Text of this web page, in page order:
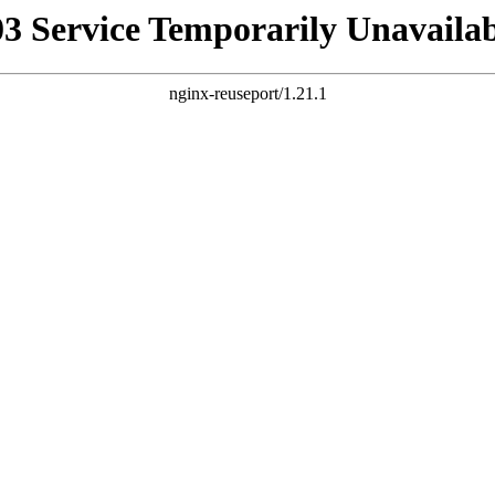
Service Temporarily
nginx-reuseport/1.21.1